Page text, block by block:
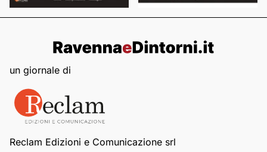
un giornale di
Reclam Edizioni e Comunicazione srl